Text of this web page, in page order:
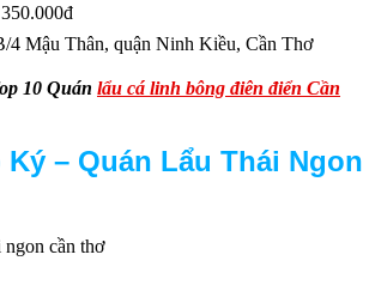
4 Mậu Thân, quận Ninh Kiều, Cần Thơ
10 Quán lẩu cá linh bông điên điển Cần
Ký – Quán Lẩu Thái Ngon